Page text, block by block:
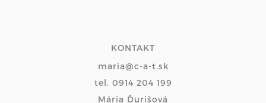
KONTAKT
maria@c-a-t.sk
tel. 0914 204 199
Mária Ďurišová